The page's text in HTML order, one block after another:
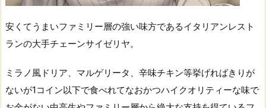
安くてうまいファミリー層の強い味方であるイタリアンレスト
ランの大手チェーンサイゼリヤ。
ミラノ風ドリア、マルゲリータ、辛味チキン等挙げればきりが
ないが1コイン以下で食べれてなおかつハイクオリティーな味で